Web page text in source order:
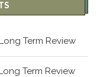
Term Review
Term Review